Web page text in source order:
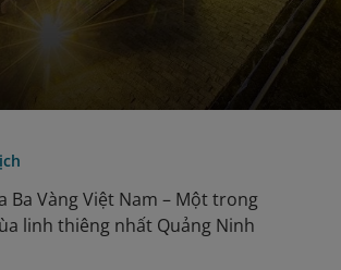
Ba Vàng Việt Nam – Một trong
linh thiêng nhất Quảng Ninh